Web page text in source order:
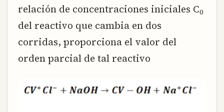
relación de concentraciones iniciales C0
del reactivo que cambia en dos
corridas, proporciona el valor del
orden parcial de tal reactivo